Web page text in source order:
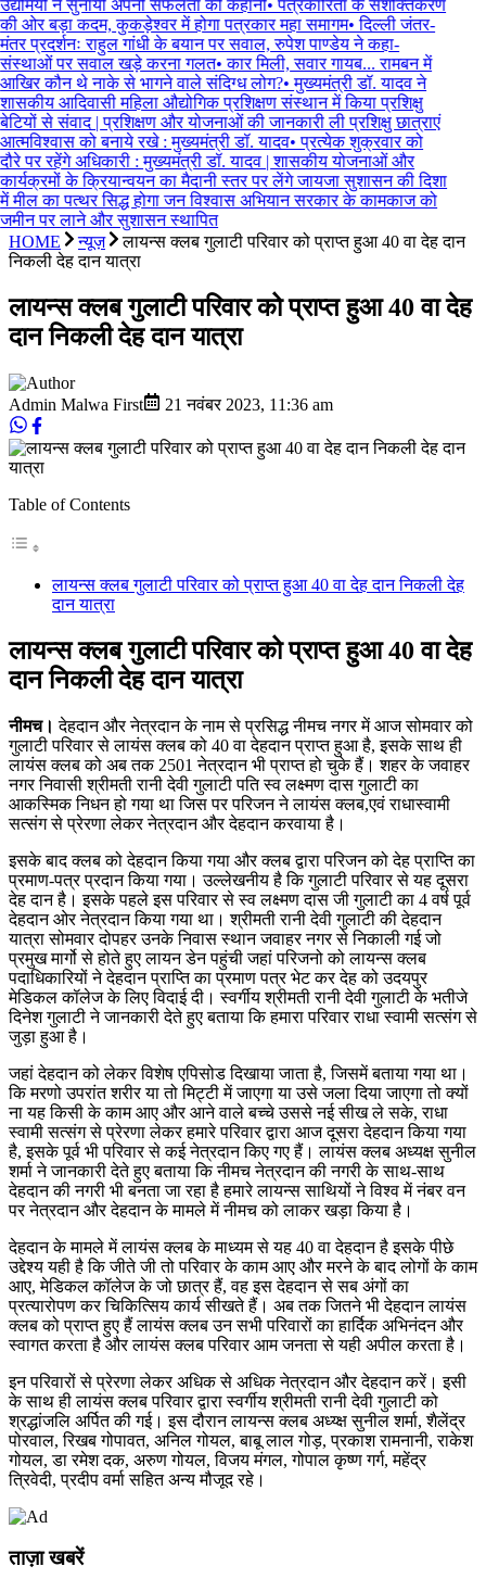
ने सुनायी अपनी सफलता की कहानी• पत्रकारिता के सशक्तिकरण
ओर बड़ा कदम, कुकड़ेश्वर में होगा पत्रकार महा समागम• दिल्ली जंतर-
प्रदर्शनः राहुल गांधी के बयान पर सवाल, रुपेश पाण्डेय ने कहा-
पर सवाल खड़े करना गलत• कार मिली, सवार गायब... रामबन में
कौन थे नाके से भागने वाले संदिग्ध लोग?• मुख्यमंत्री डॉ. यादव ने
आदिवासी महिला औद्योगिक प्रशिक्षण संस्थान में किया प्रशिक्षु
से संवाद | प्रशिक्षण और योजनाओं की जानकारी ली प्रशिक्षु छात्राएं
को बनाये रखे : मुख्यमंत्री डॉ. यादव• प्रत्येक शुक्रवार को
पर रहेंगे अधिकारी : मुख्यमंत्री डॉ. यादव | शासकीय योजनाओं और
के क्रियान्वयन का मैदानी स्तर पर लेंगे जायजा सुशासन की दिशा
मील का पत्थर सिद्ध होगा जन विश्वास अभियान सरकार के कामकाज को
पर लाने और सुशासन स्थापित
HOME
न्यूज़
लायन्स क्लब गुलाटी परिवार को प्राप्त हुआ 40 वा देह दान
निकली देह दान यात्रा
लायन्स क्लब गुलाटी परिवार को प्राप्त हुआ 40 वा देह
दान निकली देह दान यात्रा
Admin Malwa First 21 नवंबर 2023, 11:36 am
Table of Contents
लायन्स क्लब गुलाटी परिवार को प्राप्त हुआ 40 वा देह दान निकली देह
दान यात्रा
लायन्स क्लब गुलाटी परिवार को प्राप्त हुआ 40 वा देह
दान निकली देह दान यात्रा
नीमच।देहदान और नेत्रदान के नाम से प्रसिद्ध नीमच नगर में आज सोमवार को
गुलाटी परिवार से लायंस क्लब को 40 वा देहदान प्राप्त हुआ है, इसके साथ ही
लायंस क्लब को अब तक 2501 नेत्रदान भी प्राप्त हो चुके हैं। शहर के जवाहर
नगर निवासी श्रीमती रानी देवी गुलाटी पति स्व लक्ष्मण दास गुलाटी का
आकस्मिक निधन हो गया था जिस पर परिजन ने लायंस क्लब,एवं राधास्वामी
सत्संग से प्रेरणा लेकर नेत्रदान और देहदान करवाया है।
इसके बाद क्लब को देहदान किया गया और क्लब द्वारा परिजन को देह प्राप्ति का
प्रमाण-पत्र प्रदान किया गया। उल्लेखनीय है कि गुलाटी परिवार से यह दूसरा
देह दान है। इसके पहले इस परिवार से स्व लक्ष्मण दास जी गुलाटी का 4 वर्ष पूर्व
देहदान ओर नेत्रदान किया गया था। श्रीमती रानी देवी गुलाटी की देहदान
यात्रा सोमवार दोपहर उनके निवास स्थान जवाहर नगर से निकाली गई जो
प्रमुख मार्गो से होते हुए लायन डेन पहुंची जहां परिजनो को लायन्स क्लब
पदाधिकारियों ने देहदान प्राप्ति का प्रमाण पत्र भेट कर देह को उदयपुर
मेडिकल कॉलेज के लिए विदाई दी। स्वर्गीय श्रीमती रानी देवी गुलाटी के भतीजे
दिनेश गुलाटी ने जानकारी देते हुए बताया कि हमारा परिवार राधा स्वामी सत्संग से
जुड़ा हुआ है।
जहां देहदान को लेकर विशेष एपिसोड दिखाया जाता है, जिसमें बताया गया था।
कि मरणो उपरांत शरीर या तो मिट्टी में जाएगा या उसे जला दिया जाएगा तो क्यों
ना यह किसी के काम आए और आने वाले बच्चे उससे नई सीख ले सके, राधा
स्वामी सत्संग से प्रेरणा लेकर हमारे परिवार द्वारा आज दूसरा देहदान किया गया
है, इसके पूर्व भी परिवार से कई नेत्रदान किए गए हैं। लायंस क्लब अध्यक्ष सुनील
शर्मा ने जानकारी देते हुए बताया कि नीमच नेत्रदान की नगरी के साथ-साथ
देहदान की नगरी भी बनता जा रहा है हमारे लायन्स साथियों ने विश्व में नंबर वन
पर नेत्रदान और देहदान के मामले में नीमच को लाकर खड़ा किया है।
देहदान के मामले में लायंस क्लब के माध्यम से यह 40 वा देहदान है इसके पीछे
उद्देश्य यही है कि जीते जी तो परिवार के काम आए और मरने के बाद लोगों के काम
आए, मेडिकल कॉलेज के जो छात्र हैं, वह इस देहदान से सब अंगों का
प्रत्यारोपण कर चिकित्सिय कार्य सीखते हैं। अब तक जितने भी देहदान लायंस
क्लब को प्राप्त हुए हैं लायंस क्लब उन सभी परिवारों का हार्दिक अभिनंदन और
स्वागत करता है और लायंस क्लब परिवार आम जनता से यही अपील करता है।
इन परिवारों से प्रेरणा लेकर अधिक से अधिक नेत्रदान और देहदान करें। इसी
के साथ ही लायंस क्लब परिवार द्वारा स्वर्गीय श्रीमती रानी देवी गुलाटी को
श्रद्धांजलि अर्पित की गई। इस दौरान लायन्स क्लब अध्य्क्ष सुनील शर्मा, शैलेंद्र
पोरवाल, रिखब गोपावत, अनिल गोयल, बाबू लाल गोड़, प्रकाश रामनानी, राकेश
गोयल, डा रमेश दक, अरुण गोयल, विजय मंगल, गोपाल कृष्ण गर्ग, महेंद्र
त्रिवेदी, प्रदीप वर्मा सहित अन्य मौजूद रहे।
ताज़ा खबरें